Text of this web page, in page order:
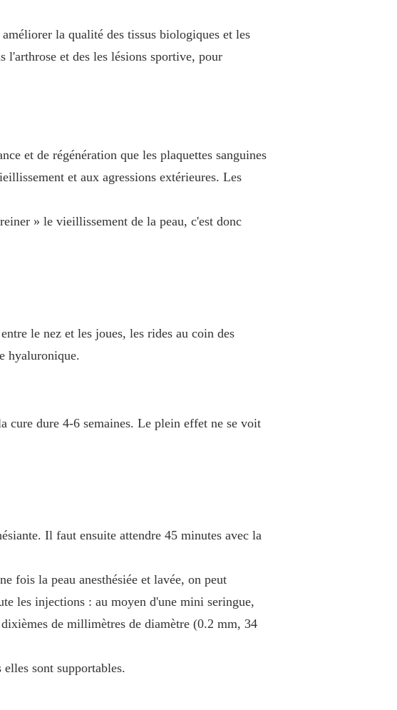
la qualité des tissus biologiques et les
l'arthrose et des les lésions sportive, pour
et de régénération que les plaquettes sanguines
et aux agressions extérieures. Les
» le vieillissement de la peau, c'est donc
le nez et les joues, les rides au coin des
hyaluronique.
cure dure 4-6 semaines. Le plein effet ne se voit
Il faut ensuite attendre 45 minutes avec la
fois la peau anesthésiée et lavée, on peut
les injections : au moyen d'une mini seringue,
de millimètres de diamètre (0.2 mm, 34
sont supportables.